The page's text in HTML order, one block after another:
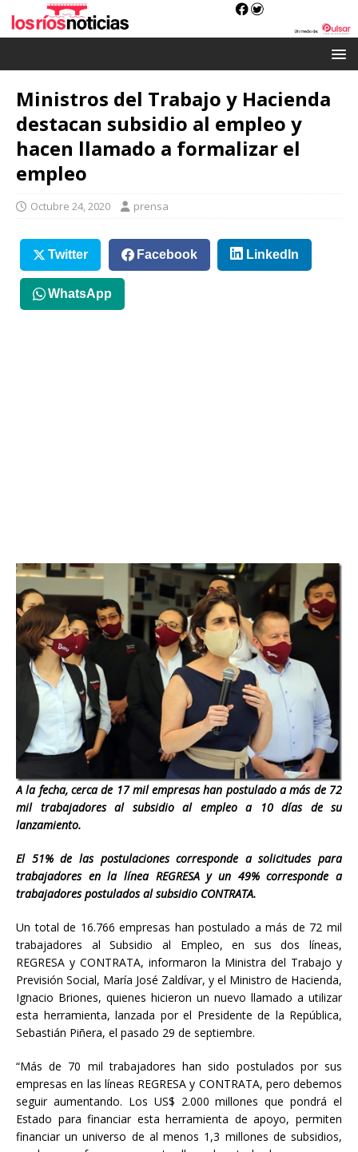
Ministros del Trabajo y Hacienda
destacan subsidio al empleo y
hacen llamado a formalizar el
empleo
Octubre 24, 2020 prensa
Twitter Facebook LinkedIn
WhatsApp
A la fecha, cerca de 17 mil empresas han postulado a más de 72
mil trabajadores al subsidio al empleo a 10 días de su
lanzamiento.
El 51% de las postulaciones corresponde a solicitudes para
trabajadores en la línea REGRESA y un 49% corresponde a
trabajadores postulados al subsidio CONTRATA.
Un total de 16.766 empresas han postulado a más de 72 mil
trabajadores al Subsidio al Empleo, en sus dos líneas,
REGRESA y CONTRATA, informaron la Ministra del Trabajo y
Previsión Social, María José Zaldívar, y el Ministro de Hacienda,
Ignacio Briones, quienes hicieron un nuevo llamado a utilizar
esta herramienta, lanzada por el Presidente de la República,
Sebastián Piñera, el pasado 29 de septiembre.
“Más de 70 mil trabajadores han sido postulados por sus
empresas en las líneas REGRESA y CONTRATA, pero debemos
seguir aumentando. Los US$ 2.000 millones que pondrá el
Estado para financiar esta herramienta de apoyo, permiten
financiar un universo de al menos 1,3 millones de subsidios,